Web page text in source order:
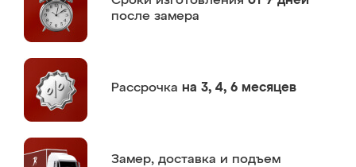
после замера
Рассрочка на 3, 4, 6 месяцев
Замер, доставка и подъем